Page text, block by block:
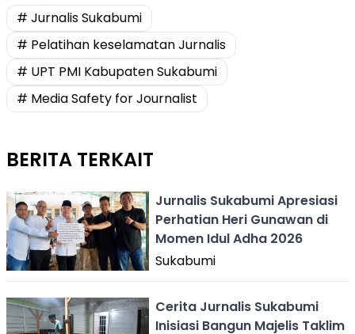
# Jurnalis Sukabumi
# Pelatihan keselamatan Jurnalis
# UPT PMI Kabupaten Sukabumi
# Media Safety for Journalist
BERITA TERKAIT
Jurnalis Sukabumi Apresiasi
Perhatian Heri Gunawan di
Momen Idul Adha 2026
Sukabumi
Cerita Jurnalis Sukabumi
Inisiasi Bangun Majelis Taklim